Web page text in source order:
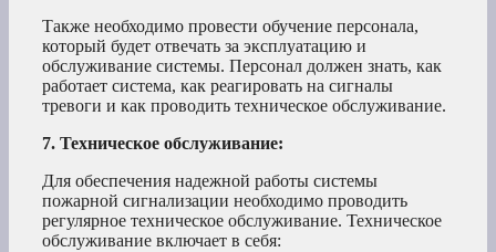
Также необходимо провести обучение персонала,
который будет отвечать за эксплуатацию и
обслуживание системы. Персонал должен знать, как
работает система, как реагировать на сигналы
тревоги и как проводить техническое обслуживание.
7. Техническое обслуживание:
Для обеспечения надежной работы системы
пожарной сигнализации необходимо проводить
регулярное техническое обслуживание. Техническое
обслуживание включает в себя: